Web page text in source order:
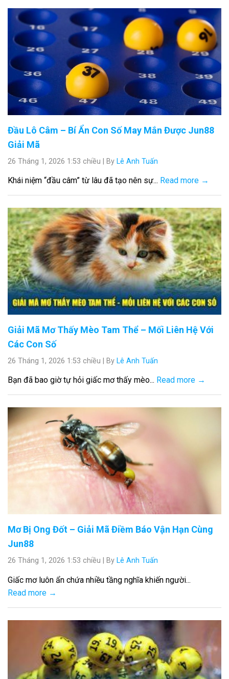
Đầu Lô Câm – Bí Ẩn Con Số May Mắn Được Jun88
Giải Mã
26 Tháng 1, 2026 1:53 chiều By Lê Anh Tuấn
Khái niệm “đầu câm” từ lâu đã tạo nên sự... Read more →
Giải Mã Mơ Thấy Mèo Tam Thể – Mối Liên Hệ Với
Các Con Số
26 Tháng 1, 2026 1:53 chiều By Lê Anh Tuấn
Bạn đã bao giờ tự hỏi giấc mơ thấy mèo... Read more →
Mơ Bị Ong Đốt – Giải Mã Điềm Báo Vận Hạn Cùng
Jun88
26 Tháng 1, 2026 1:53 chiều By Lê Anh Tuấn
Giấc mơ luôn ẩn chứa nhiều tầng nghĩa khiến người...
Read more →